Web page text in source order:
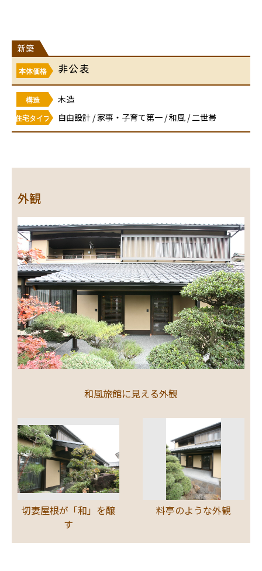
新築
本体価格 非公表
構造 木造
住宅タイプ 自由設計 / 家事・子育て第一 / 和風 / 二世帯
外観
和風旅館に見える外観
切妻屋根が「和」を醸
す
料亭のような外観